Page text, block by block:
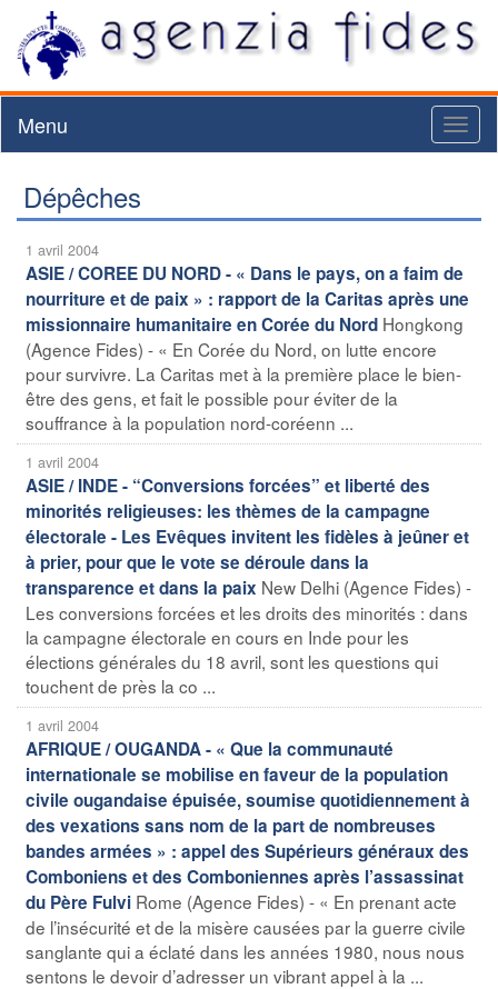
Menu
Dépêches
1 avril 2004
ASIE / COREE DU NORD - « Dans le pays, on a faim de
nourriture et de paix » : rapport de la Caritas après une
missionnaire humanitaire en Corée du Nord Hongkong
(Agence Fides) - « En Corée du Nord, on lutte encore
pour survivre. La Caritas met à la première place le bien-
être des gens, et fait le possible pour éviter de la
souffrance à la population nord-coréenn ...
1 avril 2004
ASIE / INDE - “Conversions forcées” et liberté des
minorités religieuses: les thèmes de la campagne
électorale - Les Evêques invitent les fidèles à jeûner et
à prier, pour que le vote se déroule dans la
transparence et dans la paix New Delhi (Agence Fides) -
Les conversions forcées et les droits des minorités : dans
la campagne électorale en cours en Inde pour les
élections générales du 18 avril, sont les questions qui
touchent de près la co ...
1 avril 2004
AFRIQUE / OUGANDA - « Que la communauté
internationale se mobilise en faveur de la population
civile ougandaise épuisée, soumise quotidiennement à
des vexations sans nom de la part de nombreuses
bandes armées » : appel des Supérieurs généraux des
Comboniens et des Comboniennes après l’assassinat
du Père Fulvi Rome (Agence Fides) - « En prenant acte
de l’insécurité et de la misère causées par la guerre civile
sanglante qui a éclaté dans les années 1980, nous nous
sentons le devoir d’adresser un vibrant appel à la ...